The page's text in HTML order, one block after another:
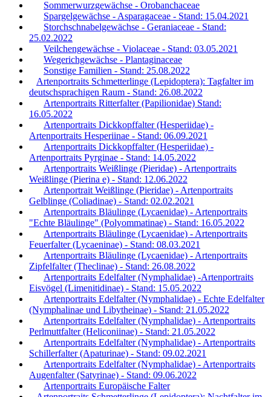
Sommerwurzgewächse - Orobanchaceae
Spargelgewächse - Asparagaceae - Stand: 15.04.2021
Storchschnabelgewächse - Geraniaceae - Stand:
25.02.2022
Veilchengewächse - Violaceae - Stand: 03.05.2021
Wegerichgewächse - Plantaginaceae
Sonstige Familien - Stand: 25.08.2022
Artenportraits Schmetterlinge (Lepidoptera): Tagfalter im
deutschsprachigen Raum - Stand: 26.08.2022
Artenportraits Ritterfalter (Papilionidae) Stand:
16.05.2022
Artenportraits Dickkopffalter (Hesperiidae) -
Artenportraits Hesperiinae - Stand: 06.09.2021
Artenportraits Dickkopffalter (Hesperiidae) -
Artenportraits Pyrginae - Stand: 14.05.2022
Artenportraits Weißlinge (Pieridae) - Artenportraits
Weißlinge (Pierina e) - Stand: 12.06.2022
Artenportrait Weißlinge (Pieridae) - Artenportraits
Gelblinge (Coliadinae) - Stand: 02.02.2021
Artenportraits Bläulinge (Lycaenidae) - Artenportraits
"Echte Bläulinge" (Polyommatinae) - Stand: 16.05.2022
Artenportraits Bläulinge (Lycaenidae) - Artenportraits
Feuerfalter (Lycaeninae) - Stand: 08.03.2021
Artenportraits Bläulinge (Lycaenidae) - Artenportraits
Zipfelfalter (Theclinae) - Stand: 26.08.2022
Artenportraits Edelfalter (Nymphalidae) -Artenportraits
Eisvögel (Limenitidinae) - Stand: 15.05.2022
Artenportraits Edelfalter (Nymphalidae) - Echte Edelfalter
(Nymphalinae und Libytheinae) - Stand: 21.05.2022
Artenportraits Edelfalter (Nymphalidae) - Artenportraits
Perlmuttfalter (Heliconiinae) - Stand: 21.05.2022
Artenportraits Edelfalter (Nymphalidae) - Artenportraits
Schillerfalter (Apaturinae) - Stand: 09.02.2021
Artenportraits Edelfalter (Nymphalidae) - Artenportraits
Augenfalter (Satyrinae) - Stand: 09.06.2022
Artenportraits Europäische Falter